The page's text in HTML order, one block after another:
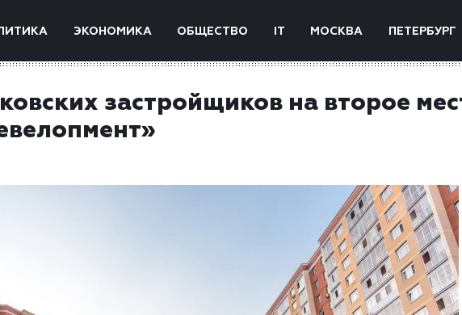
ЭКОНОМИКА ОБЩЕСТВО IT МОСКВА ПЕТЕРБУРГ
застройщиков на второе